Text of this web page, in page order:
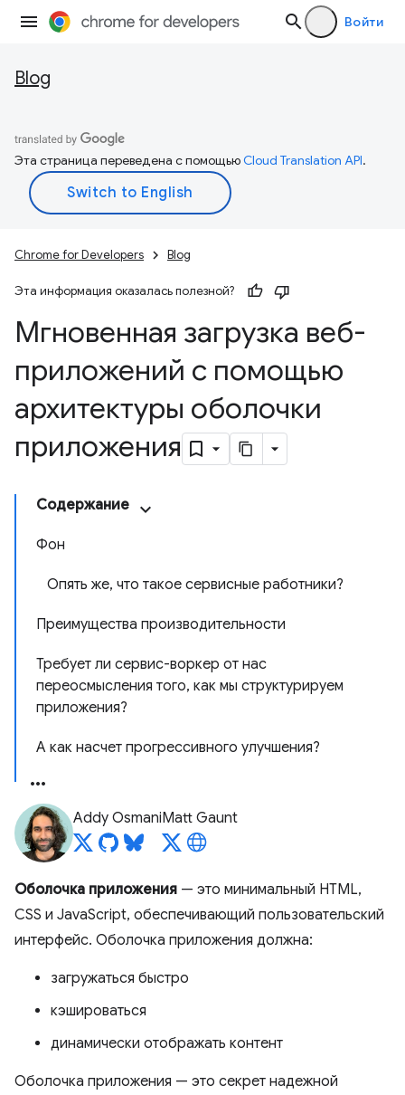
Войти
Blog
Эта страница переведена с помощьюCloud Translation API.
Chrome for Developers Blog
Эта информация оказалась полезной?
Мгновенная загрузка веб-
приложений с помощью
архитектуры оболочки
приложения
Содержание
Фон
Опять же, что такое сервисные работники?
Преимущества производительности
Требует ли сервис-воркер от нас
переосмысления того, как мы структурируем
приложения?
А как насчет прогрессивного улучшения?
Addy OsmaniMatt Gaunt
Оболочка приложения — это минимальный HTML,
CSS и JavaScript, обеспечивающий пользовательский
интерфейс. Оболочка приложения должна:
загружаться быстро
кэшироваться
динамически отображать контент
Оболочка приложения — это секрет надежной